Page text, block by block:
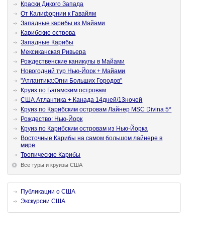
Краски Дикого Запада
От Калифорнии к Гавайям
Западные карибы из Майами
Карибские острова
Западные Карибы
Мексиканская Ривьера
Рождественские каникулы в Майами
Новогодний тур Нью-Йорк + Майами
"Атлантика:Огни Больших Городов"
Круиз по Багамским островам
США Атлантика + Канада 14дней/13ночей
Круиз по Карибским островам Лайнер MSC Divina 5*
Рождество: Нью-Йорк
Круиз по Карибским островам из Нью-Йорка
Восточные Карибы на самом большом лайнере в
мире
Тропические Карибы
Все туры и круизы США
Публикации о США
Экскурсии США